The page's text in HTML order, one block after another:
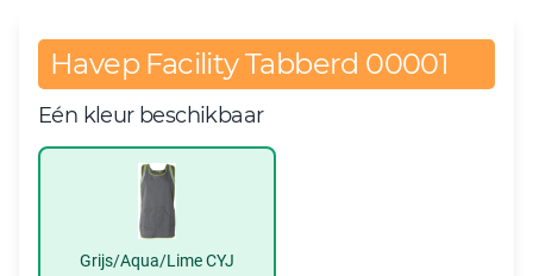
Havep Facility Tabberd 00001
Eén kleur beschikbaar
Grijs/Aqua/Lime CYJ